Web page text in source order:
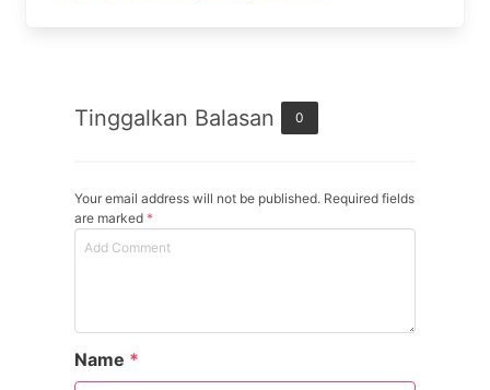
Tinggalkan Balasan 0
Your email address will not be published. Required fields
are marked *
Name *